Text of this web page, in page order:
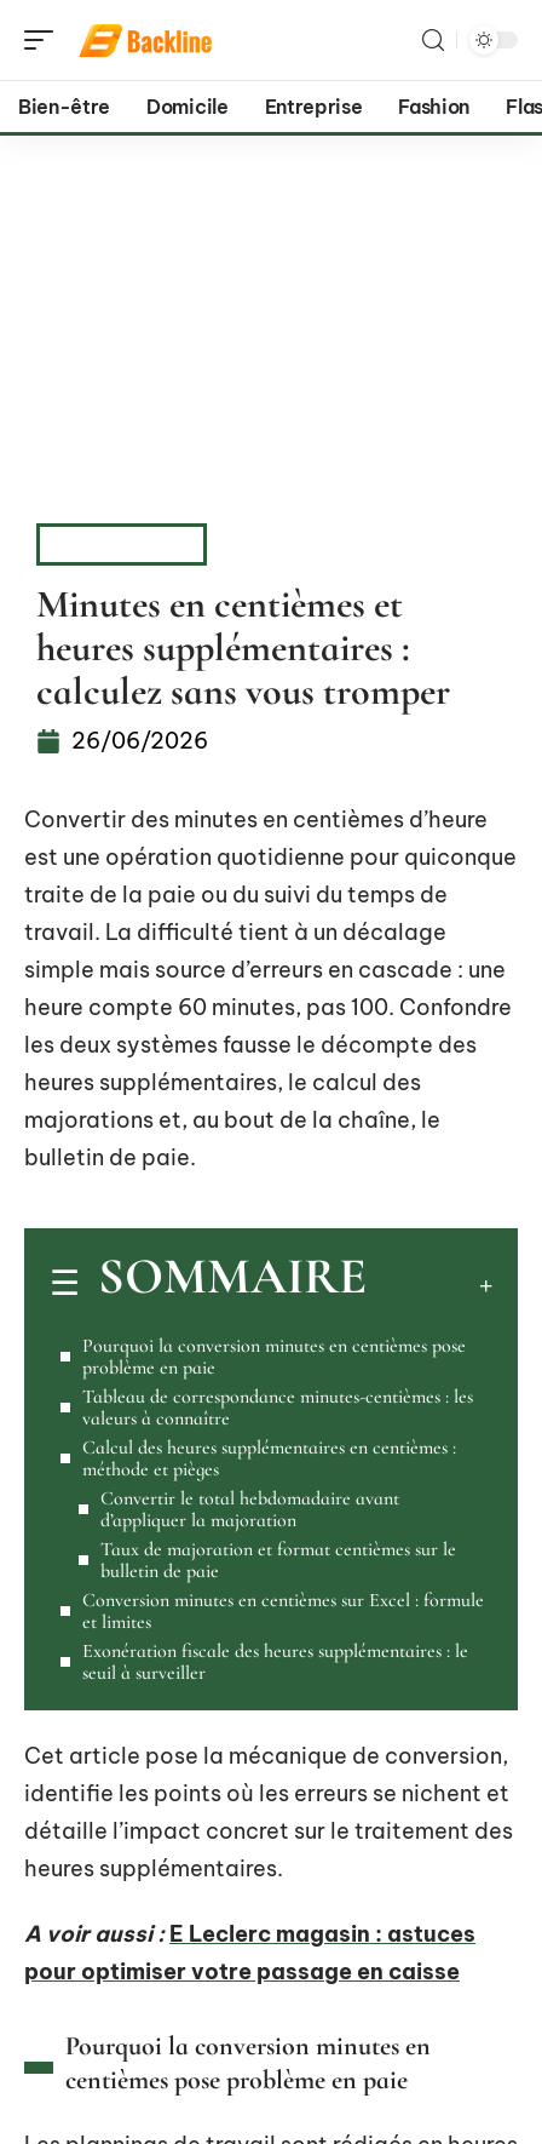
Bien-être Domicile Entreprise Fashion
Minutes en centièmes et
heures supplémentaires :
calculez sans vous tromper
26/06/2026
Convertir des minutes en centièmes d’heure
est une opération quotidienne pour quiconque
traite de la paie ou du suivi du temps de
travail. La difficulté tient à un décalage
simple mais source d’erreurs en cascade : une
heure compte 60 minutes, pas 100. Confondre
les deux systèmes fausse le décompte des
heures supplémentaires, le calcul des
majorations et, au bout de la chaîne, le
bulletin de paie.
SOMMAIRE
Pourquoi la conversion minutes en centièmes pose
problème en paie
Tableau de correspondance minutes-centièmes : les
valeurs à connaître
Calcul des heures supplémentaires en centièmes :
méthode et pièges
Convertir le total hebdomadaire avant
d’appliquer la majoration
Taux de majoration et format centièmes sur le
bulletin de paie
Conversion minutes en centièmes sur Excel : formule
et limites
Exonération fiscale des heures supplémentaires : le
seuil à surveiller
Cet article pose la mécanique de conversion,
identifie les points où les erreurs se nichent et
détaille l’impact concret sur le traitement des
heures supplémentaires.
A voir aussi : E Leclerc magasin : astuces
pour optimiser votre passage en caisse
Pourquoi la conversion minutes en
centièmes pose problème en paie